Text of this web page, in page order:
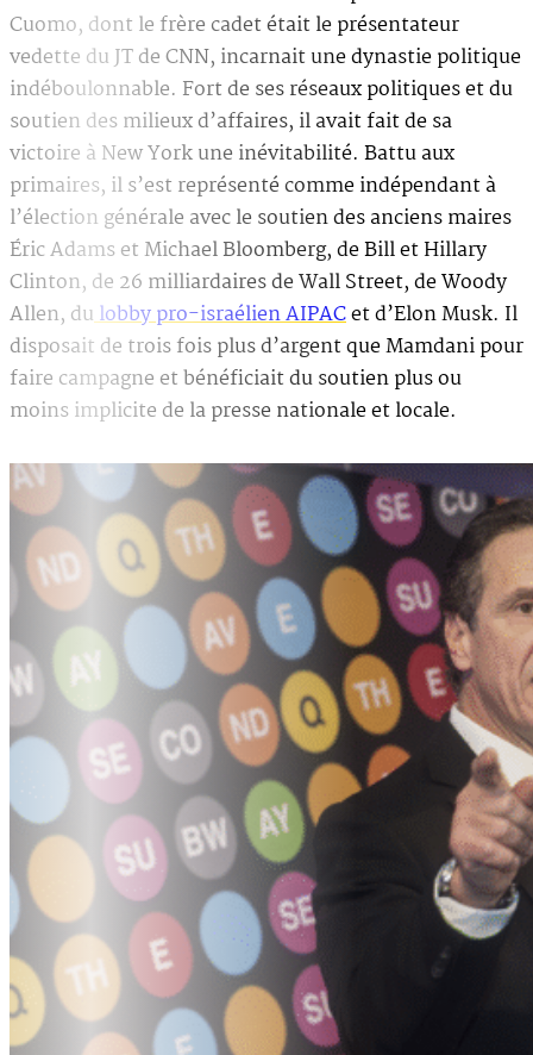
Cuomo, dont le frère cadet était le présentateur
vedette du JT de CNN, incarnait une dynastie politique
indéboulonnable. Fort de ses réseaux politiques et du
soutien des milieux d’affaires, il avait fait de sa
victoire à New York une inévitabilité. Battu aux
primaires, il s’est représenté comme indépendant à
l’élection générale avec le soutien des anciens maires
Éric Adams et Michael Bloomberg, de Bill et Hillary
Clinton, de 26 milliardaires de Wall Street, de Woody
Allen, dulobby pro-israélien AIPACet d’Elon Musk. Il
disposait de trois fois plus d’argent que Mamdani pour
faire campagne et bénéficiait du soutien plus ou
moins implicite de la presse nationale et locale.